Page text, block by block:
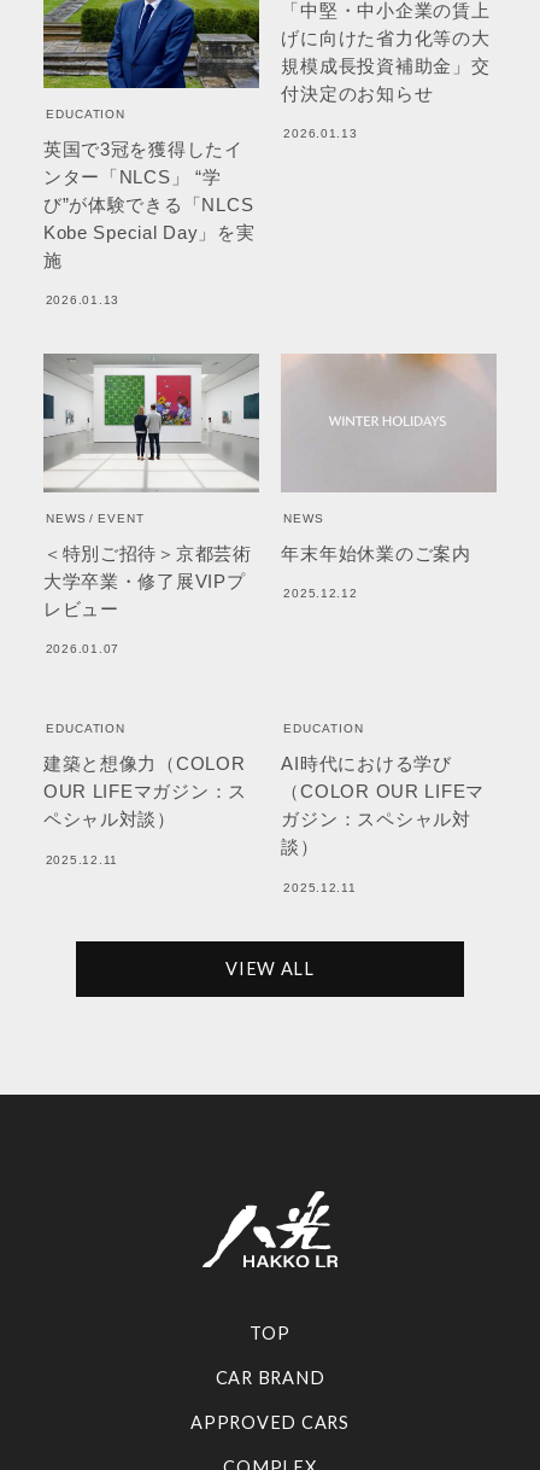
EDUCATION
英国で3冠を獲得したイ
ンター「NLCS」 “学
び”が体験できる「NLCS
Kobe Special Day」を実
施
2026.01.13
「中堅・中小企業の賃上
げに向けた省力化等の大
規模成長投資補助金」交
付決定のお知らせ
2026.01.13
NEWS EVENT
＜特別ご招待＞京都芸術
大学卒業・修了展VIPプ
レビュー
2026.01.07
NEWS
年末年始休業のご案内
2025.12.12
EDUCATION
建築と想像力（COLOR
OUR LIFEマガジン：ス
ペシャル対談）
2025.12.11
EDUCATION
AI時代における学び
（COLOR OUR LIFEマ
ガジン：スペシャル対
談）
2025.12.11
VIEW ALL
TOP
CAR BRAND
APPROVED CARS